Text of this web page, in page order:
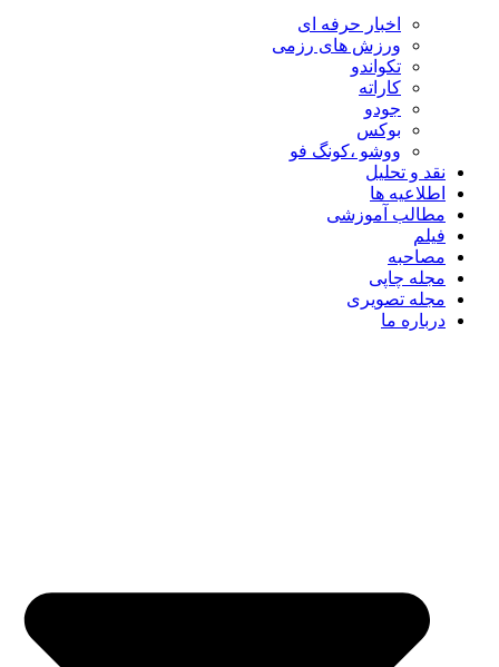
اخبار حرفه ای
ورزش های رزمی
تکواندو
کاراته
جودو
بوکس
ووشو ،کونگ فو
نقد و تحلیل
اطلاعیه ها
مطالب آموزشی
فیلم
مصاحبه
مجله چاپی
مجله تصویری
درباره ما